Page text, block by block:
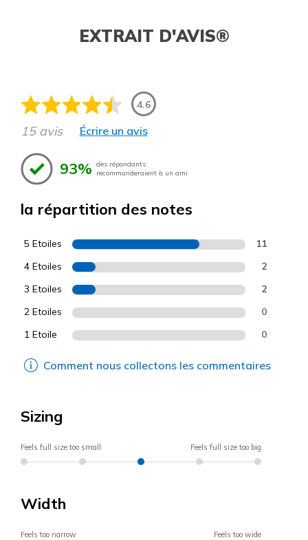
EXTRAIT D'AVIS®
4.6
15 avis Écrire un avis
93% des répondants
recommanderaient à un ami
la répartition des notes
5 Etoiles 11
4 Etoiles 2
3 Etoiles 2
2 Etoiles 0
1 Etoile 0
Comment nous collectons les commentaires
Sizing
Feels full size too small Feels full size too big
Width
Feels too narrow Feels too wide